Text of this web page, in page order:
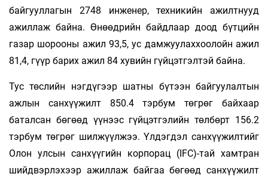
байгууллагын 2748 инженер, техникийн ажилтнууд
ажиллаж байна. Өнөөдрийн байдлаар доод бүтцийн
газар шорооны ажил 93,5, ус дамжуулаххоолойн ажил
81,4, гүүр барих ажил 84 хувийн гүйцэтгэлтэй байна.
Тус төслийн нэгдүгээр шатны бүтээн байгуулалтын
ажлын санхүүжилт 850.4 тэрбум төгрөг байхаар
баталсан бөгөөд үүнээс гүйцэтгэлийн төлбөрт 156.2
тэрбум төгрөг шилжүүлжээ. Үлдэгдэл санхүүжилтийг
Олон улсын санхүүгийн корпорац (IFC)-тай хамтран
шийдвэрлэхээр ажиллаж байгаа бөгөөд санхүүжилт